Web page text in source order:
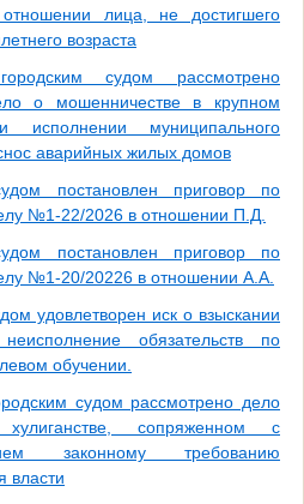
лица, не достигшего
возраста
судом рассмотрено
о мошенничестве в крупном
исполнении муниципального
аварийных жилых домов
постановлен приговор по
№1-22/2026 в отношении П.Д.
постановлен приговор по
№1-20/20226 в отношении А.А.
удовлетворен иск о взыскании
обязательств по
обучении.
судом рассмотрено дело
сопряженном с
законному требованию
власти